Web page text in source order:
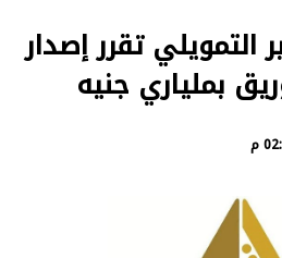
التمويلي تقرر إصدار
بملياري جنيه